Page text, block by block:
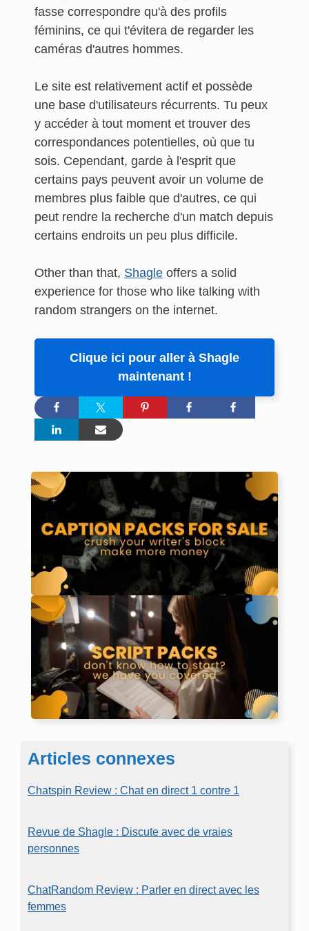
fasse correspondre qu'à des profils
féminins, ce qui t'évitera de regarder les
caméras d'autres hommes.
Le site est relativement actif et possède
une base d'utilisateurs récurrents. Tu peux
y accéder à tout moment et trouver des
correspondances potentielles, où que tu
sois. Cependant, garde à l'esprit que
certains pays peuvent avoir un volume de
membres plus faible que d'autres, ce qui
peut rendre la recherche d'un match depuis
certains endroits un peu plus difficile.
Other than that, Shagle offers a solid
experience for those who like talking with
random strangers on the internet.
Clique ici pour aller à Shagle
maintenant !
Articles connexes
Chatspin Review : Chat en direct 1 contre 1
Revue de Shagle : Discute avec de vraies
personnes
ChatRandom Review : Parler en direct avec les
femmes